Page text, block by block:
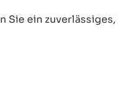
Sie ein